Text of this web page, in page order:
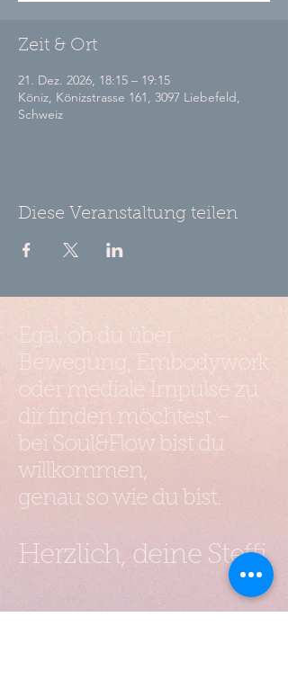
Zeit & Ort
21. Dez. 2026, 18:15 – 19:15
Köniz, Könizstrasse 161, 3097 Liebefeld,
Schweiz
Diese Veranstaltung teilen
Egal, ob du über
Bewegung, Embodywork
oder mediale Impulse zu
dir finden möchtest –
bei Soul&Flow bist du
willkommen,
genau so wie du bist.
Herzlich, deine Steffi